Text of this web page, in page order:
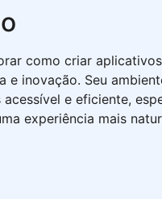
como criar
e inovação. Seu
acessível e eficiente,
experiência mais